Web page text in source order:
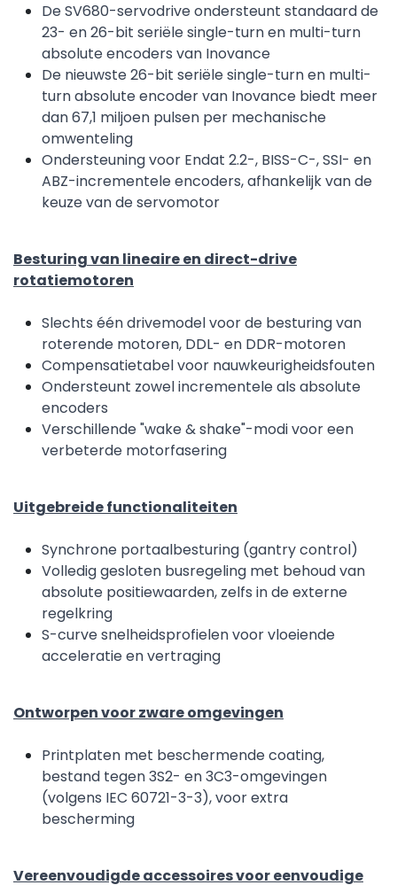
De SV680-servodrive ondersteunt standaard de
23- en 26-bit seriële single-turn en multi-turn
absolute encoders van Inovance
De nieuwste 26-bit seriële single-turn en multi-
turn absolute encoder van Inovance biedt meer
dan 67,1 miljoen pulsen per mechanische
omwenteling
Ondersteuning voor Endat 2.2-, BISS-C-, SSI- en
ABZ-incrementele encoders, afhankelijk van de
keuze van de servomotor
Besturing van lineaire en direct-drive
rotatiemotoren
Slechts één drivemodel voor de besturing van
roterende motoren, DDL- en DDR-motoren
Compensatietabel voor nauwkeurigheidsfouten
Ondersteunt zowel incrementele als absolute
encoders
Verschillende "wake & shake"-modi voor een
verbeterde motorfasering
Uitgebreide functionaliteiten
Synchrone portaalbesturing (gantry control)
Volledig gesloten busregeling met behoud van
absolute positiewaarden, zelfs in de externe
regelkring
S-curve snelheidsprofielen voor vloeiende
acceleratie en vertraging
Ontworpen voor zware omgevingen
Printplaten met beschermende coating,
bestand tegen 3S2- en 3C3-omgevingen
(volgens IEC 60721-3-3), voor extra
bescherming
Vereenvoudigde accessoires voor eenvoudige